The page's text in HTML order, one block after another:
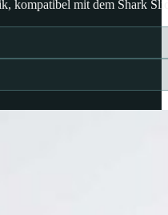
kompatibel mit dem Shark